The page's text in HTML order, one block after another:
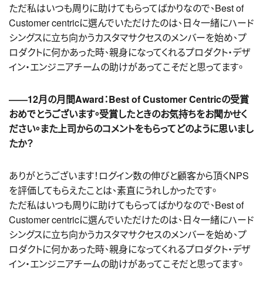
ただ私はいつも周りに助けてもらってばかりなので、Best of
Customer centricに選んでいただけたのは、日々一緒にハード
シングスに立ち向かうカスタマサクセスのメンバーを始め、プ
ロダクトに何かあった時、親身になってくれるプロダクト・デザ
イン・エンジニアチームの助けがあってこそだと思ってます。
――12月の月間Award：Best of Customer Centricの受賞
おめでとうございます。受賞したときのお気持ちをお聞かせく
ださい。また上司からのコメントをもらってどのように思いまし
たか？
ありがとうございます！ログイン数の伸びと顧客から頂くNPS
を評価してもらえたことは、素直にうれしかったです。
ただ私はいつも周りに助けてもらってばかりなので、Best of
Customer centricに選んでいただけたのは、日々一緒にハード
シングスに立ち向かうカスタマサクセスのメンバーを始め、プ
ロダクトに何かあった時、親身になってくれるプロダクト・デザ
イン・エンジニアチームの助けがあってこそだと思ってます。